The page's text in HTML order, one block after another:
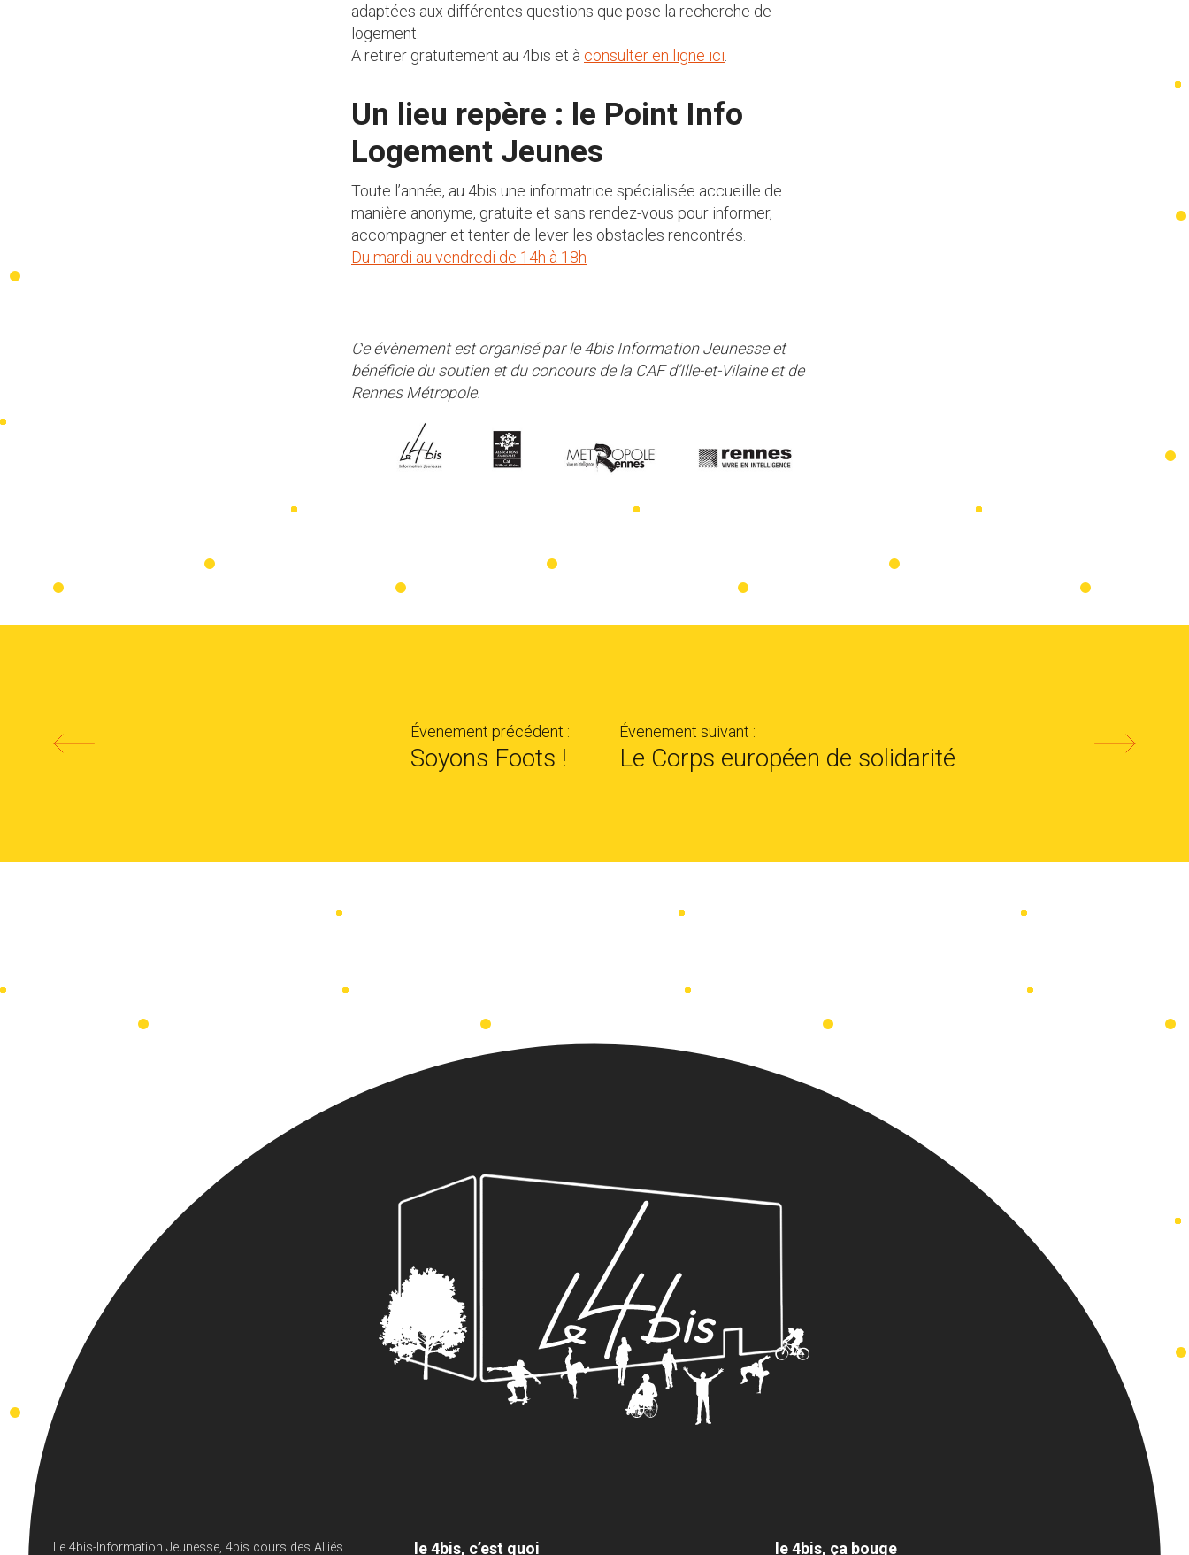
adaptées aux différentes questions que pose la recherche de
logement.
A retirer gratuitement au 4bis et à consulter en ligne ici
Un lieu repère : le Point Info
Logement Jeunes
Toute l’année, au 4bis une informatrice spécialisée accueille de
manière anonyme, gratuite et sans rendez-vous pour informer,
accompagner et tenter de lever les obstacles rencontrés.
Du mardi au vendredi de 14h à 18h
Ce évènement est organisé par le 4bis Information Jeunesse et
bénéficie du soutien et du concours de la CAF d’Ille-et-Vilaine et de
Rennes Métropole.
Évenement précédent :
Soyons Foots !
Évenement suivant :
Le Corps européen de solidarité
Le 4bis-Information Jeunesse, 4bis cours des Alliés le 4bis, c’est quoi le 4bis, ça bouge